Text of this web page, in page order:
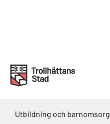
Utbildning och barnomsorg